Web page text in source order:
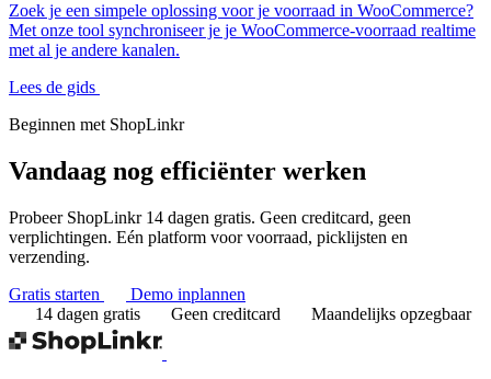
Zoek je een simpele oplossing voor je voorraad in WooCommerce?
Met onze tool synchroniseer je je WooCommerce-voorraad realtime
met al je andere kanalen.
Lees de gids
Beginnen met ShopLinkr
Vandaag nog efficiënter werken
Probeer ShopLinkr 14 dagen gratis. Geen creditcard, geen
verplichtingen. Eén platform voor voorraad, picklijsten en
verzending.
Gratis starten
Demo inplannen
14 dagen gratis
Geen creditcard Maandelijks opzegbaar